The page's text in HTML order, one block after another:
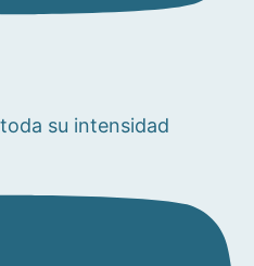
su intensidad